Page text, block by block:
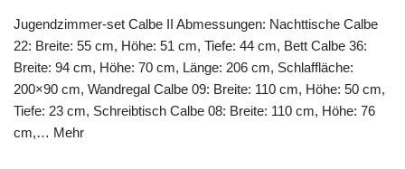
Jugendzimmer-set Calbe II Abmessungen: Nachttische Calbe
22: Breite: 55 cm, Höhe: 51 cm, Tiefe: 44 cm, Bett Calbe 36:
Breite: 94 cm, Höhe: 70 cm, Länge: 206 cm, Schlaffläche:
200×90 cm, Wandregal Calbe 09: Breite: 110 cm, Höhe: 50 cm,
Tiefe: 23 cm, Schreibtisch Calbe 08: Breite: 110 cm, Höhe: 76
cm,… Mehr